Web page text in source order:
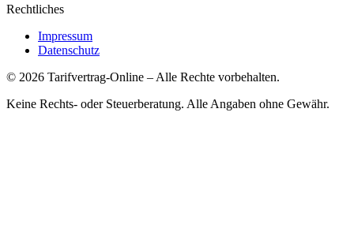
Rechtliches
Impressum
Datenschutz
© 2026 Tarifvertrag-Online – Alle Rechte vorbehalten.
Keine Rechts- oder Steuerberatung. Alle Angaben ohne Gewähr.